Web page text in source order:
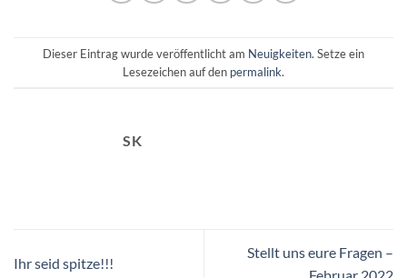
Dieser Eintrag wurde veröffentlicht am Neuigkeiten. Setze ein
Lesezeichen auf den permalink.
SK
Ihr seid spitze!!!
Stellt uns eure Fragen –
Februar 2022